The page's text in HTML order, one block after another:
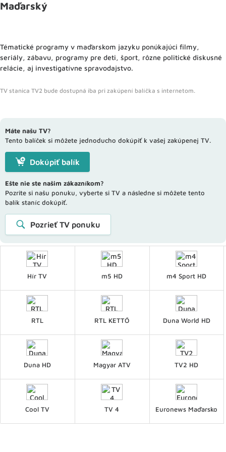
Maďarský
Tématické programy v maďarskom jazyku ponúkajúci filmy,
seriály, zábavu, programy pre deti, šport, rôzne politické diskusné
relácie, aj investigatívne spravodajstvo.
TV stanica TV2 bude dostupná iba pri zakúpení balíčka s internetom.
Máte našu TV?
Tento balíček si môžete jednoducho dokúpiť k vašej zakúpenej TV.
Dokúpiť balík
Ešte nie ste našim zákazníkom?
Pozrite si našu ponuku, vyberte si TV a následne si môžete tento
balík staníc dokúpiť.
Pozrieť TV ponuku
Hír TV m5 HD m4 Sport HD
RTL RTL KETTŐ Duna World HD
Duna HD Magyar ATV TV2 HD
Cool TV TV 4 Euronews Maďarsko